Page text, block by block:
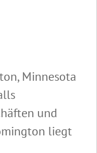
Minnesota
und
liegt